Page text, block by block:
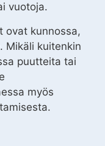
vuotoja.
ovat kunnossa,
Mikäli kuitenkin
puutteita tai
myös